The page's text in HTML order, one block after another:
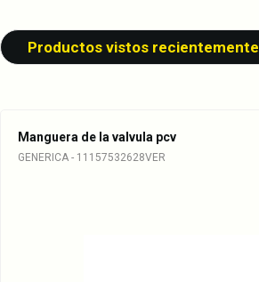
Productos vistos recientemente
Manguera de la valvula pcv
GENERICA - 11157532628VER